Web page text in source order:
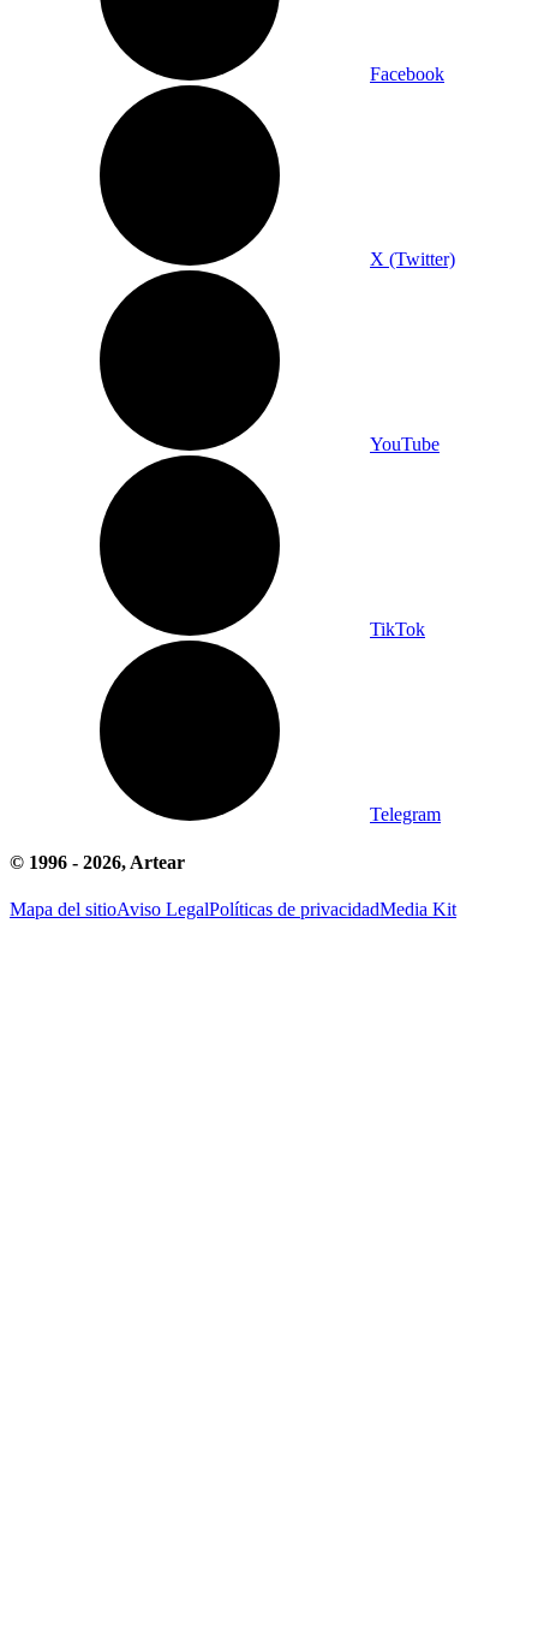
Facebook
X (Twitter)
YouTube
TikTok
Telegram
© 1996 - 2026, Artear
Mapa del sitioAviso LegalPolíticas de privacidadMedia Kit